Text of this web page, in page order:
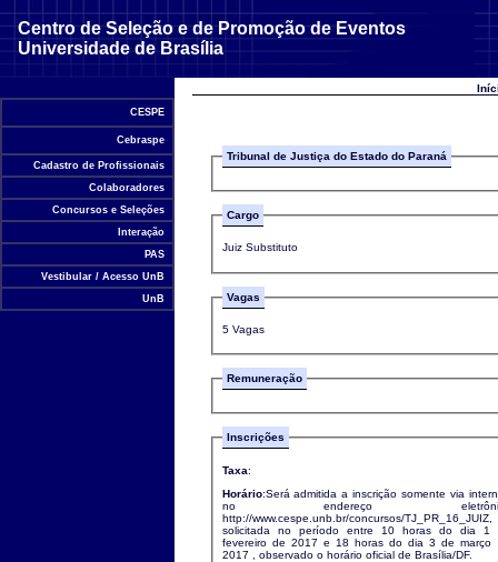
Centro de Seleção e de Promoção de Eventos
Universidade de Brasília
CESPE
Cebraspe
Cadastro de Profissionais
Colaboradores
Concursos e Seleções
Interação
PAS
Vestibular / Acesso UnB
UnB
Tribunal de Justiça do Estado do Paraná
Cargo
Juiz Substituto
Vagas
5 Vagas
Remuneração
Inscrições
Taxa:
Horário:Será admitida a inscrição somente via
no endereço
http://www.cespe.unb.br/concursos/TJ_PR_16_JUIZ,
solicitada no período entre 10 horas do dia 1
fevereiro de 2017 e 18 horas do dia 3 de março de
2017 , observado o horário oficial de Brasília/DF.